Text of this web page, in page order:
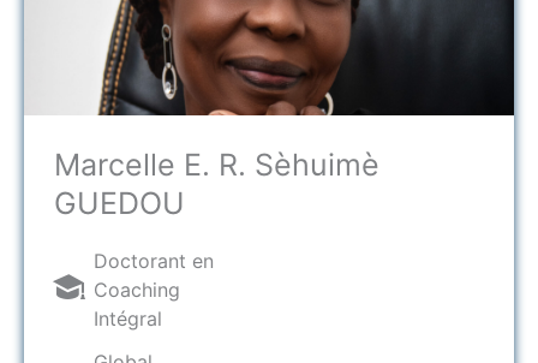
Marcelle E. R. Sèhuimè
GUEDOU​
Doctorant en
Coaching
Intégral